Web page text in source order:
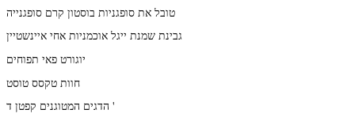
טובל את סופגניות בוסטון קרם סופגנייה
גבינת שמנת ייגל אוכמניות אחי איינשטיין
יוגורט פאי תפוחים
חוות טקסס טוסט
הדגים המטוגנים קפטן ד '